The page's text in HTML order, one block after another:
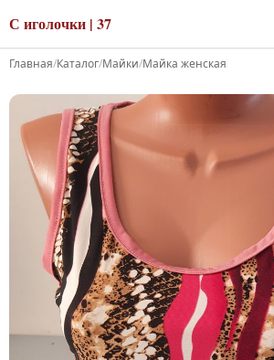
С иголочки | 37
Главная/Каталог/Майки/Майка женская